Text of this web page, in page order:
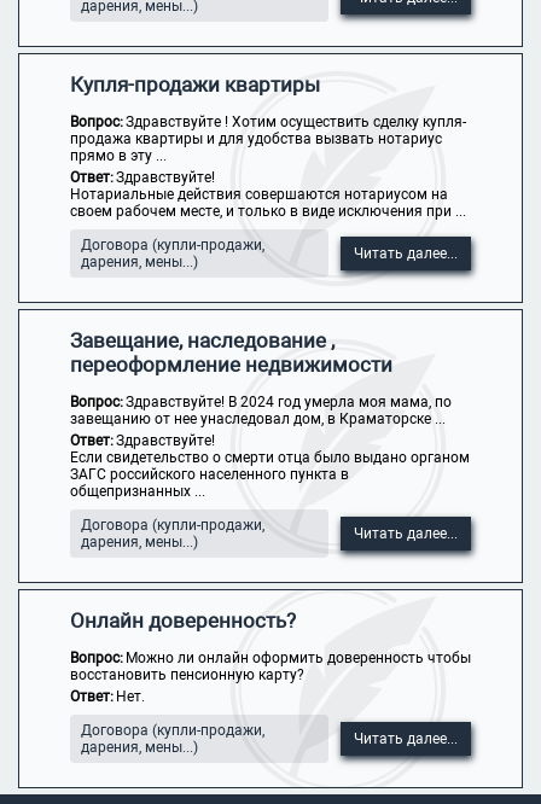
дарения, мены...)
Купля-продажи квартиры
Вопрос:Здравствуйте ! Хотим осуществить сделку купля-
продажа квартиры и для удобства вызвать нотариус
прямо в эту ...
Ответ:Здравствуйте!
Нотариальные действия совершаются нотариусом на
своем рабочем месте, и только в виде исключения при ...
Договора (купли-продажи,
дарения, мены...)
Читать далее...
Завещание, наследование ,
переоформление недвижимости
Вопрос:Здравствуйте! В 2024 год умерла моя мама, по
завещанию от нее унаследовал дом, в Краматорске ...
Ответ:Здравствуйте!
Если свидетельство о смерти отца было выдано органом
ЗАГС российского населенного пункта в
общепризнанных ...
Договора (купли-продажи,
дарения, мены...)
Читать далее...
Онлайн доверенность?
Вопрос: Можно ли онлайн оформить доверенность чтобы
восстановить пенсионную карту?
Ответ: Нет.
Договора (купли-продажи,
дарения, мены...)
Читать далее...